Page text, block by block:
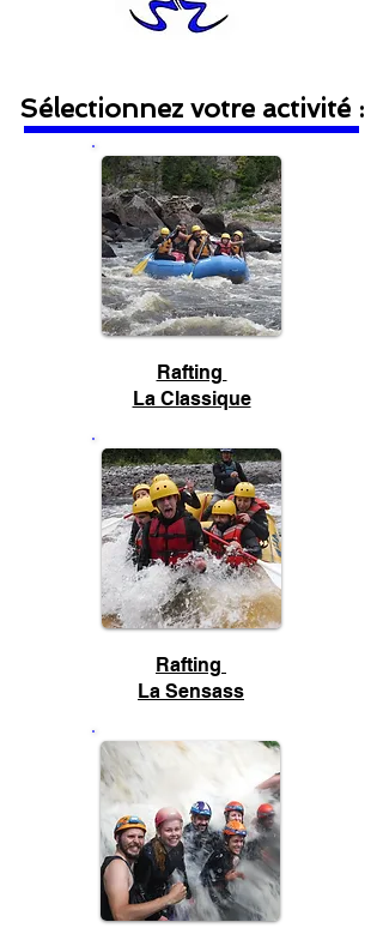
Sélectionnez votre activité :
Rafting
La Classique
Rafting
La Sensass